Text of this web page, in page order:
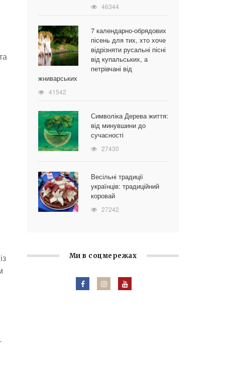
46344
7 календарно-обрядових
пісень для тих, хто хоче
відрізняти русальні пісні
від купальських, а
петрівчані від
жниварських
41542
Символіка Дерева життя:
від минувшини до
сучасності
27430
Весільні традиції
українців: традиційний
коровай
27242
Ми в соцмережах